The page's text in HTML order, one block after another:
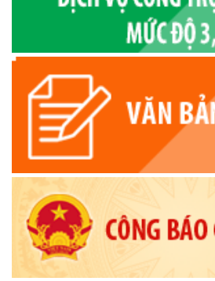
QĐ về công khai Dự toán ngân sách
(21/10/2025)
Thông báo về việc đổi tên thôn, buôn,
bàn xã Krông Ana, tỉnh Đắk Lắk
(17/10/2025)
Thông báo Quy chế làm việc của
Ban HĐND,Tổ HĐND xã
(15/10/2025)
Quyết định về việc thu hồi và hủy bỏ
viên chức vào làm việc trong các đơn
trực thuộc UBND huyện Krông Ana